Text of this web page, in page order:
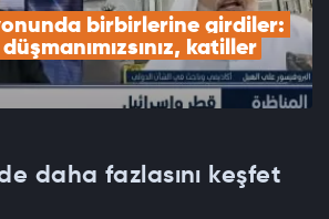
birbirlerine girdiler:
katiller
daha fazlasını keşfet